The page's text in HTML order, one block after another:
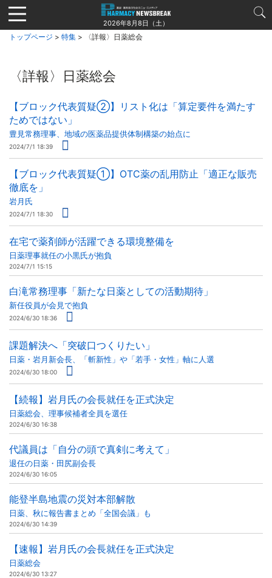
Jump
to
navigation
2026年8月8日（土）
トップページ > 特集 > 〈詳報〉日薬総会
〈詳報〉日薬総会
【ブロック代表質疑②】リスト化は「算定要件を満たす
ためではない」
豊見常務理事、地域の医薬品提供体制構築の始点に
2024/7/1 18:39
【ブロック代表質疑①】OTC薬の乱用防止「適正な販売
徹底を」
岩月氏
2024/7/1 18:30
在宅で薬剤師が活躍できる環境整備を
日薬理事就任の小黒氏が抱負
2024/7/1 15:15
白滝常務理事「新たな日薬としての活動期待」
新任役員が会見で抱負
2024/6/30 18:36
課題解決へ「突破口つくりたい」
日薬・岩月新会長、「斬新性」や「若手・女性」軸に人選
2024/6/30 18:00
【続報】岩月氏の会長就任を正式決定
日薬総会、理事候補者全員を選任
2024/6/30 16:38
代議員は「自分の頭で真剣に考えて」
退任の日薬・田尻副会長
2024/6/30 16:05
能登半島地震の災対本部解散
日薬、秋に報告書まとめ「全国会議」も
2024/6/30 14:39
【速報】岩月氏の会長就任を正式決定
日薬総会
2024/6/30 13:27